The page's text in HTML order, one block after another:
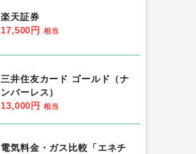
楽天証券
17,500円 相当
三井住友カード ゴールド（ナ
ンバーレス）
13,000円 相当
電気料金・ガス比較「エネチ